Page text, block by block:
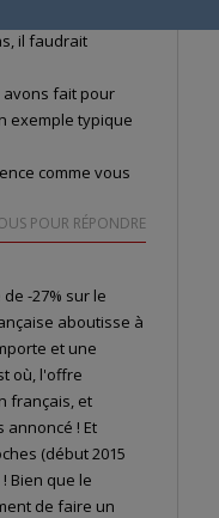
bien
il faudrait
avons fait pour
exemple typique
comme vous
POUR RÉPONDRE
-27% sur le
aboutisse à
et une
où, l'offre
français, et
! Et
(début 2015
Bien que le
de faire un